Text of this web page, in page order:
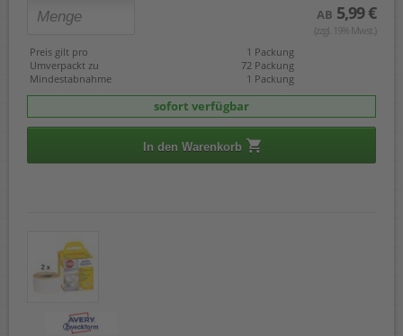
AB 5,99 €
(zzgl. 19% Mwst.)
Preis gilt pro
1 Packung
Umverpackt zu
72 Packung
Mindestabnahme
1 Packung
sofort verfügbar
In den Warenkorb